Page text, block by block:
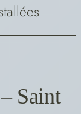
Saint